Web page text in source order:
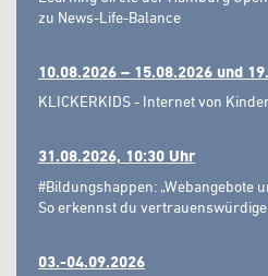
zu News-Life-Balance
10.08.2026 – 15.08.2026 und
KLICKERKIDS - Internet von
31.08.2026, 10:30 Uhr
#Bildungshappen: „Webangebote
So erkennst du
03.-04.09.2026